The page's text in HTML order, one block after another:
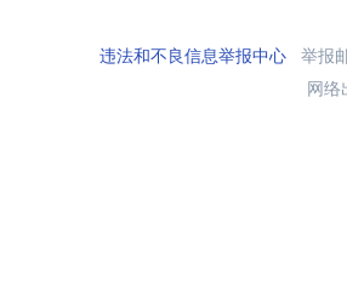
违法和不良信息举报中心举报
网